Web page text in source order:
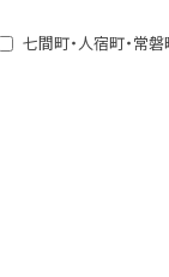
七間町・人宿町・常磐